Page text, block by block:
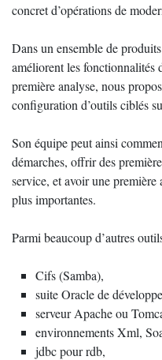
concret d’opérations de
Dans un ensemble de
améliorent les fonctionnalités
première analyse, nous
configuration d’outils ciblés
Son équipe peut ainsi
démarches, offrir des
service, et avoir une première
plus importantes.
Parmi beaucoup d’autres
Cifs (Samba),
suite Oracle de
serveur Apache ou
environnements Xml,
jdbc pour rdb,